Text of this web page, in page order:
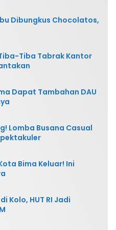
Dibungkus Chocolatos,
Tiba Tabrak Kantor
Dapat Tambahan DAU
Lomba Busana Casual
Bima Keluar! Ini
Kolo, HUT RI Jadi